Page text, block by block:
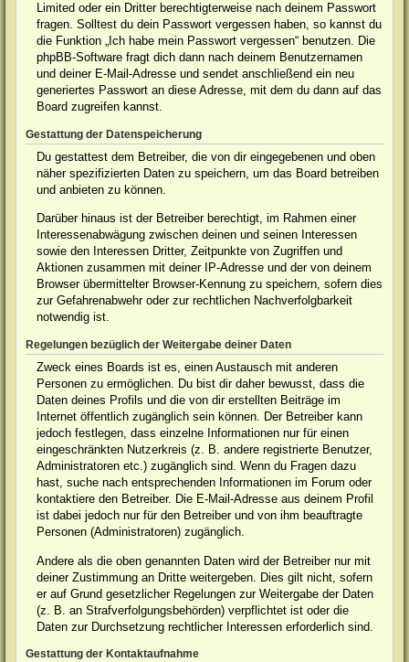
Limited oder ein Dritter berechtigterweise nach deinem Passwort
fragen. Solltest du dein Passwort vergessen haben, so kannst du
die Funktion „Ich habe mein Passwort vergessen“ benutzen. Die
phpBB-Software fragt dich dann nach deinem Benutzernamen
und deiner E-Mail-Adresse und sendet anschließend ein neu
generiertes Passwort an diese Adresse, mit dem du dann auf das
Board zugreifen kannst.
Gestattung der Datenspeicherung
Du gestattest dem Betreiber, die von dir eingegebenen und oben
näher spezifizierten Daten zu speichern, um das Board betreiben
und anbieten zu können.
Darüber hinaus ist der Betreiber berechtigt, im Rahmen einer
Interessenabwägung zwischen deinen und seinen Interessen
sowie den Interessen Dritter, Zeitpunkte von Zugriffen und
Aktionen zusammen mit deiner IP-Adresse und der von deinem
Browser übermittelter Browser-Kennung zu speichern, sofern dies
zur Gefahrenabwehr oder zur rechtlichen Nachverfolgbarkeit
notwendig ist.
Regelungen bezüglich der Weitergabe deiner Daten
Zweck eines Boards ist es, einen Austausch mit anderen
Personen zu ermöglichen. Du bist dir daher bewusst, dass die
Daten deines Profils und die von dir erstellten Beiträge im
Internet öffentlich zugänglich sein können. Der Betreiber kann
jedoch festlegen, dass einzelne Informationen nur für einen
eingeschränkten Nutzerkreis (z. B. andere registrierte Benutzer,
Administratoren etc.) zugänglich sind. Wenn du Fragen dazu
hast, suche nach entsprechenden Informationen im Forum oder
kontaktiere den Betreiber. Die E-Mail-Adresse aus deinem Profil
ist dabei jedoch nur für den Betreiber und von ihm beauftragte
Personen (Administratoren) zugänglich.
Andere als die oben genannten Daten wird der Betreiber nur mit
deiner Zustimmung an Dritte weitergeben. Dies gilt nicht, sofern
er auf Grund gesetzlicher Regelungen zur Weitergabe der Daten
(z. B. an Strafverfolgungsbehörden) verpflichtet ist oder die
Daten zur Durchsetzung rechtlicher Interessen erforderlich sind.
Gestattung der Kontaktaufnahme